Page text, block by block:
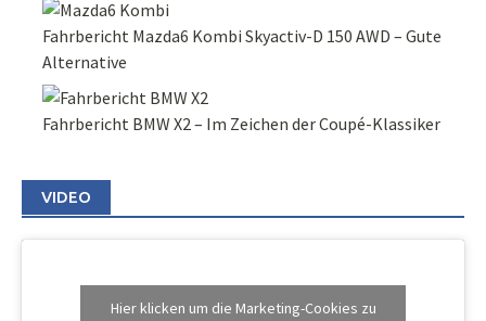
Fahrbericht Mazda6 Kombi Skyactiv-D 150 AWD – Gute
Alternative
Fahrbericht BMW X2 – Im Zeichen der Coupé-Klassiker
VIDEO
Hier klicken um die Marketing-Cookies zu